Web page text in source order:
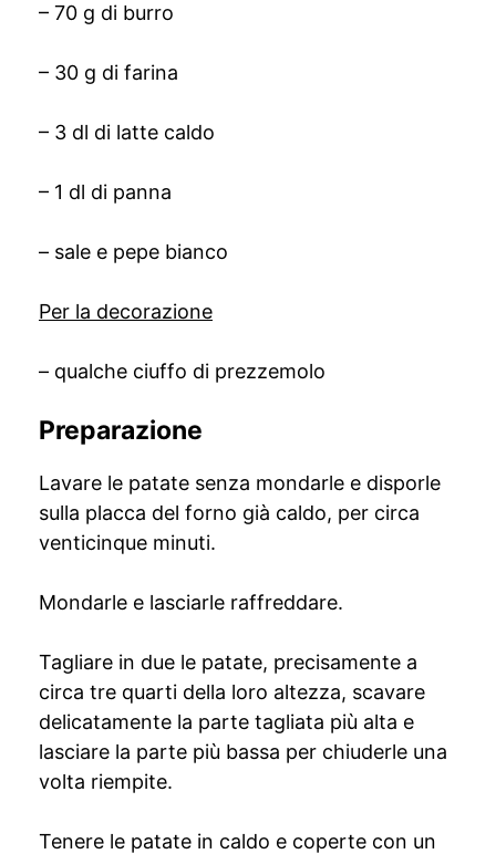
– 70 g di burro
– 30 g di farina
– 3 dl di latte caldo
– 1 dl di panna
– sale e pepe bianco
Per la decorazione
– qualche ciuffo di prezzemolo
Preparazione
Lavare le patate senza mondarle e disporle
sulla placca del forno già caldo, per circa
venticinque minuti.
Mondarle e lasciarle raffreddare.
Tagliare in due le patate, precisamente a
circa tre quarti della loro altezza, scavare
delicatamente la parte tagliata più alta e
lasciare la parte più bassa per chiuderle una
volta riempite.
Tenere le patate in caldo e coperte con un